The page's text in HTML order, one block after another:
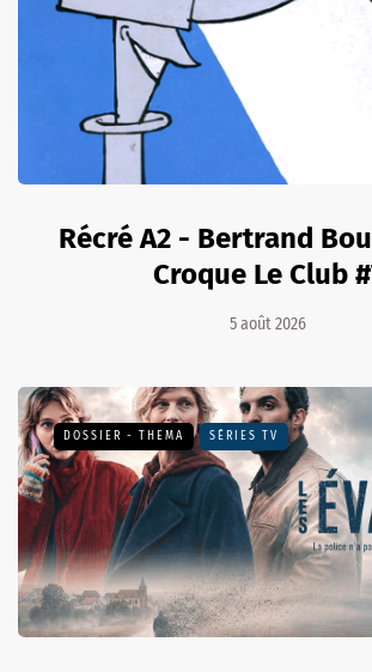
Récré A2 - Bertrand
Croque Le Club
5 août 2026
DOSSIER - THEMA SÉRIES TV